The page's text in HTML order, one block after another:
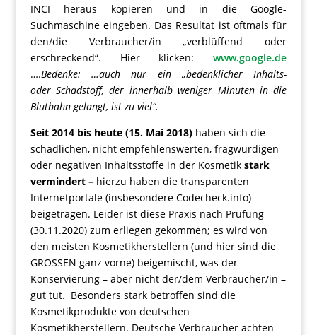
INCI heraus kopieren und in die Google-
Suchmaschine eingeben. Das Resultat ist oftmals für
den/die Verbraucher/in „verblüffend oder
erschreckend“. Hier klicken:www.google.de
….Bedenke: …auch nur ein „bedenklicher Inhalts-
oder Schadstoff, der innerhalb weniger Minuten in die
Blutbahn gelangt, ist zu viel“.
Seit 2014 bis heute (15. Mai 2018)haben sich die
schädlichen, nicht empfehlenswerten, fragwürdigen
oder negativen Inhaltsstoffe in der Kosmetik stark
vermindert – hierzu haben die transparenten
Internetportale (insbesondere Codecheck.info)
beigetragen. Leider ist diese Praxis nach Prüfung
(30.11.2020) zum erliegen gekommen; es wird von
den meisten Kosmetikherstellern (und hier sind die
GROSSEN ganz vorne) beigemischt, was der
Konservierung – aber nicht der/dem Verbraucher/in –
gut tut. Besonders stark betroffen sind die
Kosmetikprodukte von deutschen
Kosmetikherstellern. Deutsche Verbraucher achten